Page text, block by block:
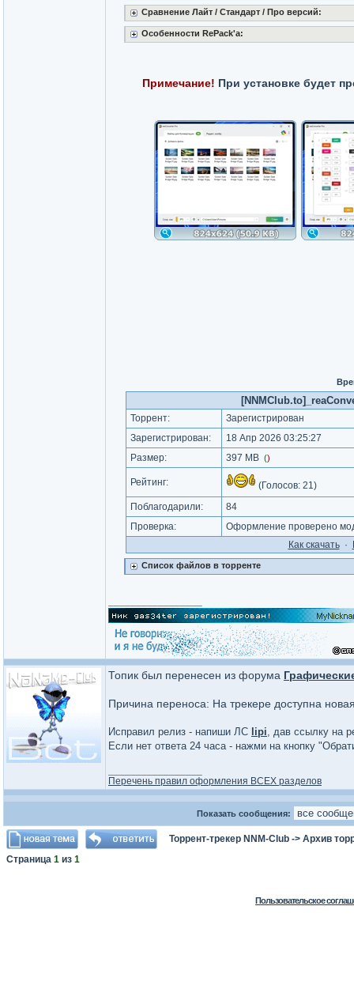
Сравнение Лайт / Стандарт / Про версий:
Особенности RePack'a:
Примечание! При установке будет
Торрент:
Зарегистрирован
Зарегистрирован:
18 Апр 2026 03:25:27
Размер:
397 MB ()
Рейтинг: (Голосов: 21)
Поблагодарили:
84
Проверка:
Оформление проверено
Как cкачать·
Список файлов в торренте
Топик был перенесен из форума
Причина переноса: На трекере доступна
Исправил релиз - напиши ЛС lipi, дав ссылку на
Если нет ответа 24 часа - нажми на кнопку
Перечень правил оформления ВСЕХ разделов
Показать сообщения:
Торрент-трекер NNM-Club -> Архив
Страница 1 из 1
Пользовательское